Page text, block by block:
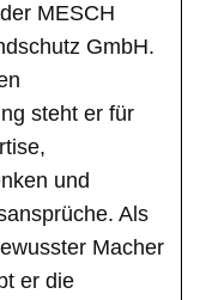
MESCH
GmbH.
steht er für
und
Als
Macher
er die